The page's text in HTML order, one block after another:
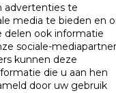
advertenties te
media te bieden en
delen ook informatie
sociale-
kunnen deze
die u aan hen
door uw gebruik